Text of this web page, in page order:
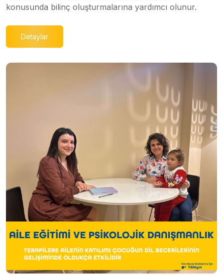
konusunda bilinç oluşturmalarına yardımcı olunur.
Detaylar